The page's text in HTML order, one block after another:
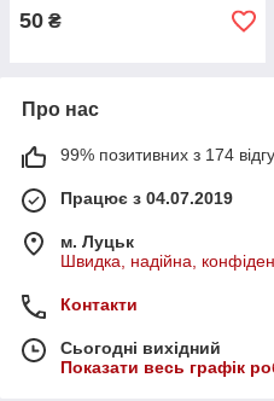
50 ₴
Про нас
99% позитивних з 174
Працює з 04.07.2019
м. Луцьк
Швидка, надійна,
Контакти
Сьогодні вихідний
Показати весь графік